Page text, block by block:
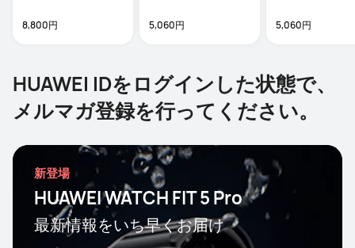
8,800円 5,060円 5,060円
HUAWEI IDをログインした状態で、
メルマガ登録を行ってください。
新登場
HUAWEI WATCH FIT 5 Pro
最新情報をいち早くお届け